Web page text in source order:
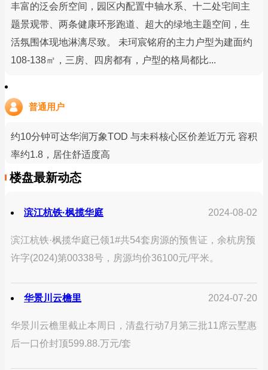
丰富的泛会所空间，园区内配置中轴水系、十二处宅间主
题景观带、两条健康环形跑道、超大的绿地主题空间，生
活氛围体现地淋漓尽致。 未珂宸铭府的主力户型为建面约
108-138㎡，三房、四房都有，户型的格局都比...
普通用户
约10分钟可达华润万象TOD 与未科核心区价差近万元 容积
率约1.8，居住舒适度高
楼盘最新动态
滨江杭铁·枫揽华庭 2024-08-02
滨江杭铁·枫揽华庭已领1#共54套房源的预售证，余杭房预
许字(2024)第00338号，房源均价36100元/平米。
华景川云檐里 2024-07-20
华景川云檐里截止本周日，清盘行动7月第三批11席云墅惠
后一口价封顶599.88.万元/套